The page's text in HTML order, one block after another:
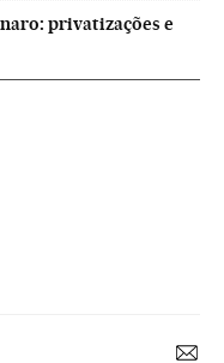
privatizações e